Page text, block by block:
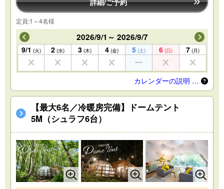
詳細/ご予約
定員:1～4名様
2026/9/1～ 2026/9/7
9/1 (火) 2 (水) 3 (木) 4 (金) 5 (土) 6 (日) 7 (月)
カレンダーの説明 …
【最大6名／冷暖房完備】ドームテント
5M（シュラフ6台）